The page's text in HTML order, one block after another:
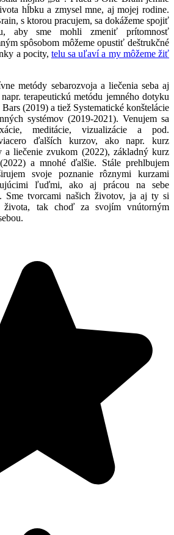
hĺbku a zmysel mne, aj mojej rodine.
s ktorou pracujem, sa dokážeme spojiť
aby sme mohli zmeniť prítomnosť
spôsobom môžeme opustiť deštrukčné
a pocity, telu sa uľaví a my môžeme žiť
metódy sebarozvoja a liečenia seba aj
terapeutickú metódu jemného dotyku
(2019) a tiež Systematické konštelácie
systémov (2019-2021). Venujem sa
meditácie, vizualizácie a pod.
ďalších kurzov, ako napr. kurz
a liečenie zvukom (2022), základný kurz
a mnohé ďalšie. Stále prehlbujem
svoje poznanie rôznymi kurzami
ľuďmi, ako aj prácou na sebe
Sme tvorcami našich životov, ja aj ty si
života, tak choď za svojím vnútorným